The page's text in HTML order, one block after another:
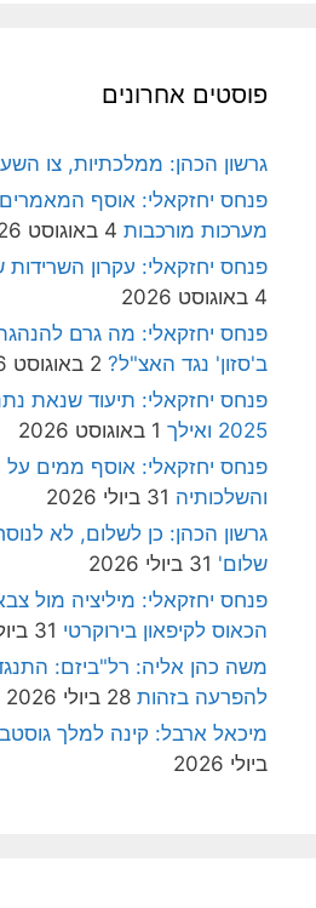
פוסטים אחרונים
גרשון הכהן: ממלכתיות, צו
פנחס יחזקאלי: אוסף
מערכות מורכבות 4 באוגוסט 2026
פנחס יחזקאלי: עקרון השרידות
4 באוגוסט 2026
פנחס יחזקאלי: מה גרם
ב'סזון' נגד האצ"ל? 2 באוגוסט 2026
פנחס יחזקאלי: תיעוד שנאת
2025 ואילך
1 באוגוסט 2026
פנחס יחזקאלי: אוסף ממים
והשלכותיה 31 ביולי 2026
גרשון הכהן: כן לשלום, לא
שלום' 31 ביולי 2026
פנחס יחזקאלי: מיליציה מול
הכאוס לקיפאון בירוקרטי 31 ביולי 2026
משה כהן אליה: רל"ביזם:
להפרעה בזהות 28 ביולי 2026
מיכאל ארבל: קינה למלך
ביולי 2026